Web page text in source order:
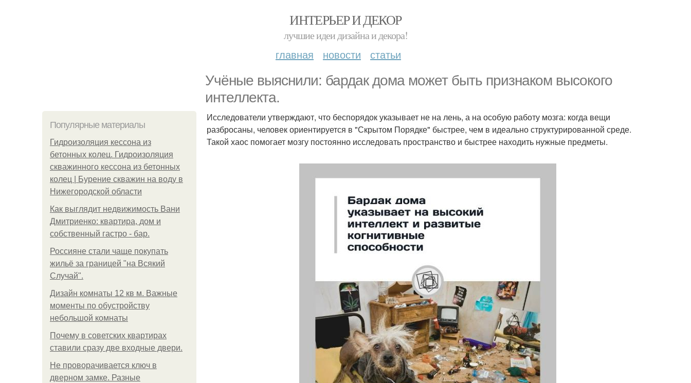
ИНТЕРЬЕР И ДЕКОР
лучшие идеи дизайна и декора!
главная новости статьи
Учёные выяснили: бардак дома может быть признаком высокого
интеллекта.
Популярные материалы
Гидроизоляция кессона из
бетонных колец. Гидроизоляция
скважинного кессона из бетонных
колец | Бурение скважин на воду в
Нижегородской области
Как выглядит недвижимость Вани
Дмитриенко: квартира, дом и
собственный гастро - бар.
Россияне стали чаще покупать
жильё за границей "на Всякий
Случай".
Дизайн комнаты 12 кв м. Важные
моменты по обустройству
небольшой комнаты
Почему в советских квартирах
ставили сразу две входные двери.
Не проворачивается ключ в
дверном замке. Разные
Исследователи утверждают, что беспорядок указывает не на лень, а на особую работу мозга: когда вещи
разбросаны, человек ориентируется в "Скрытом Порядке" быстрее, чем в идеально структурированной среде.
Такой хаос помогает мозгу постоянно исследовать пространство и быстрее находить нужные предметы.